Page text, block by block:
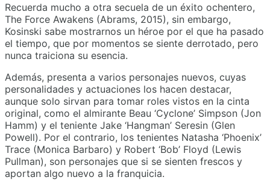
Recuerda mucho a otra secuela de un éxito ochentero,
The Force Awakens (Abrams, 2015), sin embargo,
Kosinski sabe mostrarnos un héroe por el que ha pasado
el tiempo, que por momentos se siente derrotado, pero
nunca traiciona su esencia.
Además, presenta a varios personajes nuevos, cuyas
personalidades y actuaciones los hacen destacar,
aunque solo sirvan para tomar roles vistos en la cinta
original, como el almirante Beau ‘Cyclone’ Simpson (Jon
Hamm) y el teniente Jake ‘Hangman’ Seresin (Glen
Powell). Por el contrario, los tenientes Natasha ‘Phoenix’
Trace (Monica Barbaro) y Robert ‘Bob’ Floyd (Lewis
Pullman), son personajes que si se sienten frescos y
aportan algo nuevo a la franquicia.